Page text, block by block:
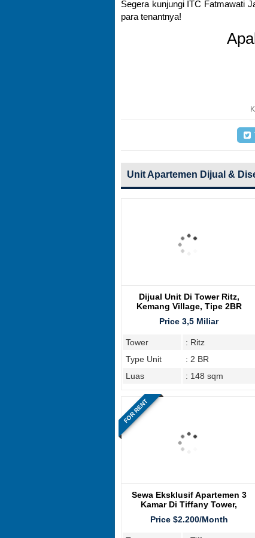
Segera kunjungi ITC Fatmawati
para tenantnya!
Unit Apartemen Dijual &
Dijual Unit Di Tower Ritz,
Kemang Village, Tipe 2BR
Price 3,5 Miliar
Tower
: Ritz
Type Unit
: 2 BR
Luas
: 148 sqm
FOR RENT
Sewa Eksklusif Apartemen 3
Kamar Di Tiffany Tower,
Kemang Village Residence
Price $2.200/Month